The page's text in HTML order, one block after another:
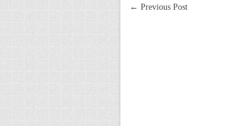
← Previous Post